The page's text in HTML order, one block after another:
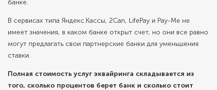
банке.
В сервисах типа Яндекс.Кассы, 2Can, LifePay и Pay-Me не
имеет значения, в каком банке открыт счет, но они все равно
могут предлагать свои партнерские банки для уменьшения
ставки.
Полная стоимость услуг эквайринга складывается из
того, сколько процентов берет банк и сколько стоит